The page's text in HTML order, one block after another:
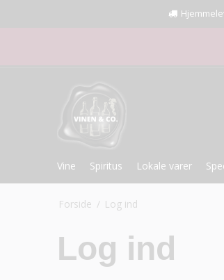
Vine Spiritus Lokale varer
Forside / Log ind
Log ind